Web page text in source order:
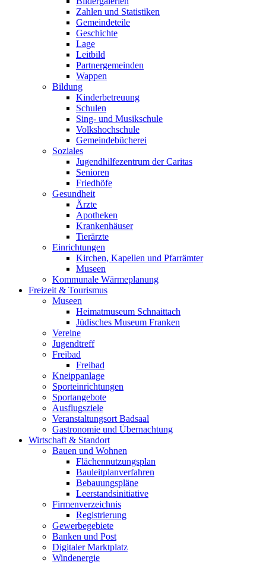
Zahlen und Statistiken
Gemeindeteile
Geschichte
Lage
Leitbild
Partnergemeinden
Wappen
Bildung
Kinderbetreuung
Schulen
Sing- und Musikschule
Volkshochschule
Gemeindebücherei
Soziales
Jugendhilfezentrum der Caritas
Senioren
Friedhöfe
Gesundheit
Ärzte
Apotheken
Krankenhäuser
Tierärzte
Einrichtungen
Kirchen, Kapellen und Pfarrämter
Museen
Kommunale Wärmeplanung
Freizeit & Tourismus
Museen
Heimatmuseum Schnaittach
Jüdisches Museum Franken
Vereine
Jugendtreff
Freibad
Freibad
Kneippanlage
Sporteinrichtungen
Sportangebote
Ausflugsziele
Veranstaltungsort Badsaal
Gastronomie und Übernachtung
Wirtschaft & Standort
Bauen und Wohnen
Flächennutzungsplan
Bauleitplanverfahren
Bebauungspläne
Leerstandsinitiative
Firmenverzeichnis
Registrierung
Gewerbegebiete
Banken und Post
Digitaler Marktplatz
Windenergie